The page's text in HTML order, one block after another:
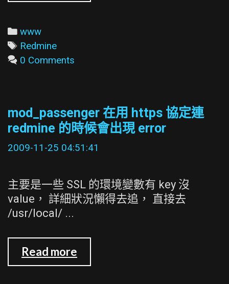
不
會
work
Categories
www
Tags
Redmine
0 Comments
mod_passenger 在用 https 協定連
redmine 的時候會出現 error
2009-11-25 04:51:41
主要是一些 SSL 的環境變數有 key 沒
value， 詳細狀況懶得去追， 直接去
/usr/local/ ...
Read more
在